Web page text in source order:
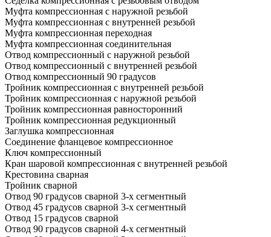
Муфта компрессионная с наружной резьбой
Муфта компрессионная с внутренней резьбой
Муфта компрессионная переходная
Муфта компрессионная соединительная
Отвод компрессионный с наружной резьбой
Отвод компрессионный с внутренней резьбой
Отвод компрессионный 90 градусов
Тройник компрессионная с внутренней резьбой
Тройник компрессионная с наружной резьбой
Тройник компрессионная равносторонний
Тройник компрессионная редукционный
Заглушка компрессионная
Соединение фланцевое компрессионное
Ключ компрессионный
Кран шаровой компрессионная с внутренней резьбой
Крестовина сварная
Тройник сварной
Отвод 90 градусов сварной 3-х сегментный
Отвод 45 градусов сварной 3-х сегментный
Отвод 15 градусов сварной
Отвод 90 градусов сварной 4-х сегментный